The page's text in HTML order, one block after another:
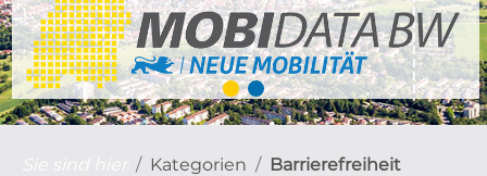
Kategorien Barrierefreiheit